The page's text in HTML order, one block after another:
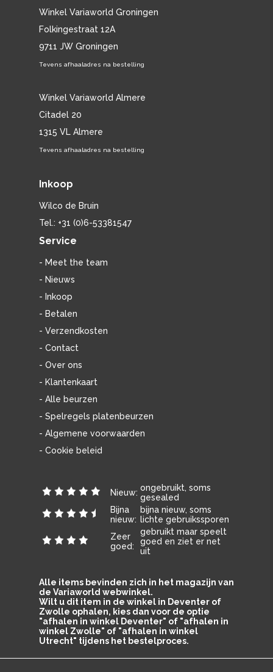
Winkel Variaworld Groningen
Folkingestraat 12A
9711 JW Groningen
Tevens afhaaladres na bestelling
Winkel Variaworld Almere
Citadel 20
1315 VL Almere
Tevens afhaaladres na bestelling
Inkoop
Wilco de Bruin
Tel.: +31 (0)6-53381547
Service
- Meet the team
- Nieuws
- Inkoop
- Betalen
- Verzendkosten
- Contact
- Over ons
- Klantenkaart
- Alle beurzen
- Spelregels platenbeurzen
- Algemene voorwaarden
- Cookie beleid
Nieuw: ongebruikt, soms
gesealed
Bijna
nieuw:
bijna nieuw, soms
lichte gebruikssporen
Zeer
goed:
gebruikt maar speelt
goed en ziet er net
uit
Alle items bevinden zich in het magazijn van
de Variaworld webwinkel.
Wilt u dit item in de winkel in Deventer of
Zwolle ophalen, kies dan voor de optie
"afhalen in winkel Deventer" of "afhalen in
winkel Zwolle" of "afhalen in winkel
Utrecht" tijdens het bestelproces.